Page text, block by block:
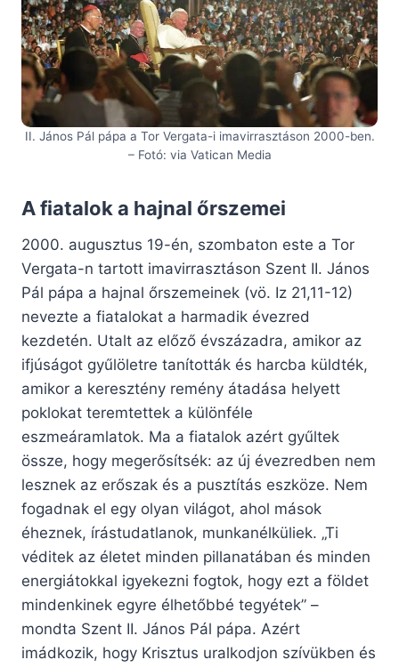
II. János Pál pápa a Tor Vergata-i imavirrasztáson 2000-ben.
– Fotó: via Vatican Media
A fiatalok a hajnal őrszemei
2000. augusztus 19-én, szombaton este a Tor
Vergata-n tartott imavirrasztáson Szent II. János
Pál pápa a hajnal őrszemeinek (vö. Iz 21,11-12)
nevezte a fiatalokat a harmadik évezred
kezdetén. Utalt az előző évszázadra, amikor az
ifjúságot gyűlöletre tanították és harcba küldték,
amikor a keresztény remény átadása helyett
poklokat teremtettek a különféle
eszmeáramlatok. Ma a fiatalok azért gyűltek
össze, hogy megerősítsék: az új évezredben nem
lesznek az erőszak és a pusztítás eszköze. Nem
fogadnak el egy olyan világot, ahol mások
éheznek, írástudatlanok, munkanélküliek. „Ti
véditek az életet minden pillanatában és minden
energiátokkal igyekezni fogtok, hogy ezt a földet
mindenkinek egyre élhetőbbé tegyétek” –
mondta Szent II. János Pál pápa. Azért
imádkozik, hogy Krisztus uralkodjon szívükben és